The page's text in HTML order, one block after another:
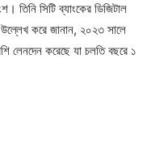
তিনি সিটি ব্যাংকের ডিজিটাল
উল্লেখ করে জানান, ২০২৩ সালে
লেনদেন করেছে যা চলতি বছরে ১